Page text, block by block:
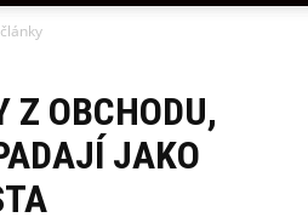
Z OBCHODU,
JAKO